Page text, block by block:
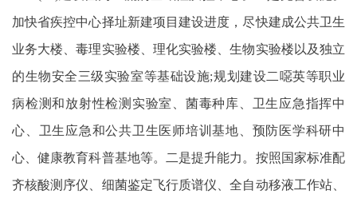
加快省疾控中心择址新建项目建设进度，尽快建成公共卫生
业务大楼、毒理实验楼、理化实验楼、生物实验楼以及独立
的生物安全三级实验室等基础设施;规划建设二噁英等职业
病检测和放射性检测实验室、菌毒种库、卫生应急指挥中
心、卫生应急和公共卫生医师培训基地、预防医学科研中
心、健康教育科普基地等。二是提升能力。按照国家标准配
齐核酸测序仪、细菌鉴定飞行质谱仪、全自动移液工作站、